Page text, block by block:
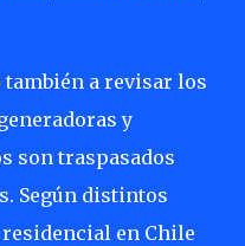
a revisar los
y
son traspasados
Según distintos
en Chile